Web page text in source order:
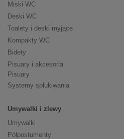
Miski WC
Deski WC
Toalety i deski myjące
Kompakty WC
Bidety
Pisuary i akcesoria
Pisuary
Systemy spłukiwania
Umywalki i zlewy
Umywalki
Półpostumenty